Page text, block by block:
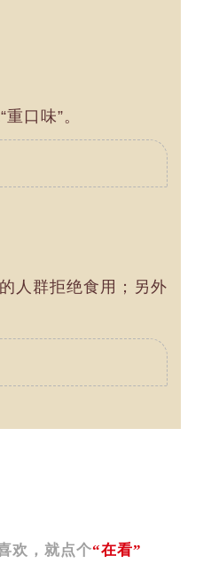
口味”。
人群拒绝食用；另外
欢，就点个“在看”